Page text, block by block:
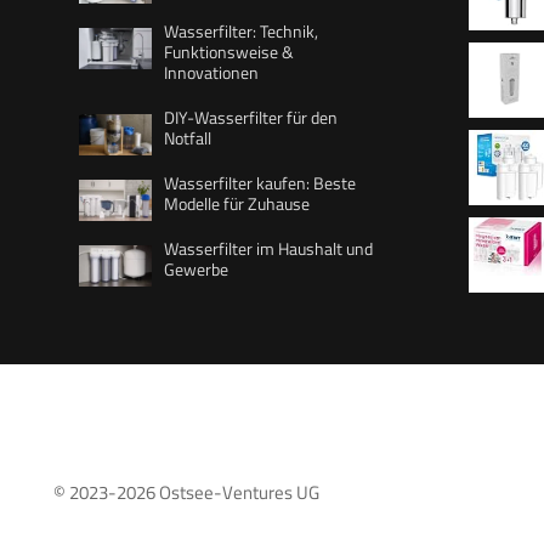
Wasserfilter: Technik,
Funktionsweise &
Innovationen
DIY-Wasserfilter für den
Notfall
Wasserfilter kaufen: Beste
Modelle für Zuhause
Wasserfilter im Haushalt und
Gewerbe
50.000
Chlor
alle
für
Stück
© 2023-2026Ostsee-Ventures UG